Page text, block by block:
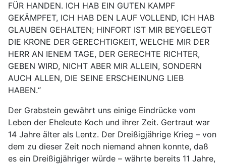
FÜR HANDEN. ICH HAB EIN GUTEN KAMPF
GEKÄMPFET, ICH HAB DEN LAUF VOLLEND, ICH HAB
GLAUBEN GEHALTEN; HINFORT IST MIR BEYGELEGT
DIE KRONE DER GERECHTIGKEIT, WELCHE MIR DER
HERR AN IENEM TAGE, DER GERECHTE RICHTER,
GEBEN WIRD, NICHT ABER MIR ALLEIN, SONDERN
AUCH ALLEN, DIE SEINE ERSCHEINUNG LIEB
HABEN.“
Der Grabstein gewährt uns einige Eindrücke vom
Leben der Eheleute Koch und ihrer Zeit. Gertraut war
14 Jahre älter als Lentz. Der Dreißigjährige Krieg – von
dem zu dieser Zeit noch niemand ahnen konnte, daß
es ein Dreißigjähriger würde – währte bereits 11 Jahre,